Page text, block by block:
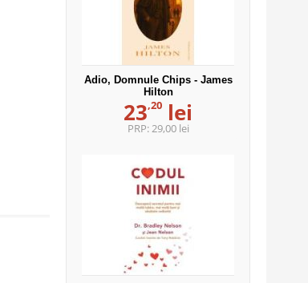
Adio, Domnule Chips - James
Hilton
23,20 lei
PRP:29,00 lei